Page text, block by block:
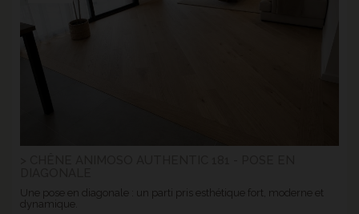
Une pose en diagonale : un parti pris esthétique fort, moderne et
dynamique.